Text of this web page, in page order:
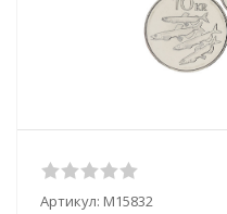
Артикул: М15832